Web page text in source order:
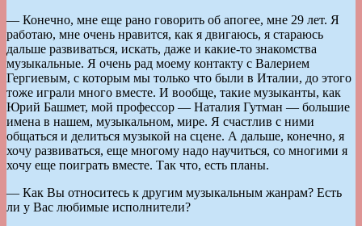
— Конечно, мне еще рано говорить об апогее, мне 29 лет. Я
работаю, мне очень нравится, как я двигаюсь, я стараюсь
дальше развиваться, искать, даже и какие-то знакомства
музыкальные. Я очень рад моему контакту с Валерием
Гергиевым, с которым мы только что были в Италии, до этого
тоже играли много вместе. И вообще, такие музыканты, как
Юрий Башмет, мой профессор — Наталия Гутман — большие
имена в нашем, музыкальном, мире. Я счастлив с ними
общаться и делиться музыкой на сцене. А дальше, конечно, я
хочу развиваться, еще многому надо научиться, со многими я
хочу еще поиграть вместе. Так что, есть планы.
— Как Вы относитесь к другим музыкальным жанрам? Есть
ли у Вас любимые исполнители?